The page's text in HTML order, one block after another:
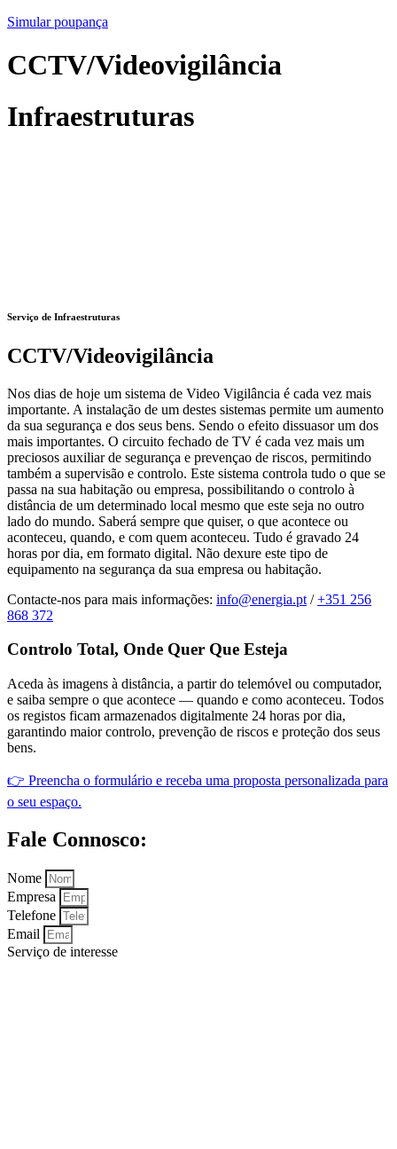
Simular poupança
CCTV/Videovigilância
Infraestruturas
Serviço de Infraestruturas
CCTV/Videovigilância
Nos dias de hoje um sistema de Video Vigilância é cada vez mais
importante. A instalação de um destes sistemas permite um aumento
da sua segurança e dos seus bens. Sendo o efeito dissuasor um dos
mais importantes. O circuito fechado de TV é cada vez mais um
preciosos auxiliar de segurança e prevençao de riscos, permitindo
também a supervisão e controlo. Este sistema controla tudo o que se
passa na sua habitação ou empresa, possibilitando o controlo à
distância de um determinado local mesmo que este seja no outro
lado do mundo. Saberá sempre que quiser, o que acontece ou
aconteceu, quando, e com quem aconteceu. Tudo é gravado 24
horas por dia, em formato digital. Não dexure este tipo de
equipamento na segurança da sua empresa ou habitação.
Contacte-nos para mais informações: info@energia.pt /+351 256
868 372
Controlo Total, Onde Quer Que Esteja
Aceda às imagens à distância, a partir do telemóvel ou computador,
e saiba sempre o que acontece — quando e como aconteceu. Todos
os registos ficam armazenados digitalmente 24 horas por dia,
garantindo maior controlo, prevenção de riscos e proteção dos seus
bens.
👉 Preencha o formulário e receba uma proposta personalizada para
o seu espaço.
Fale Connosco:
Nome
Empresa
Telefone
Email
Serviço de interesse